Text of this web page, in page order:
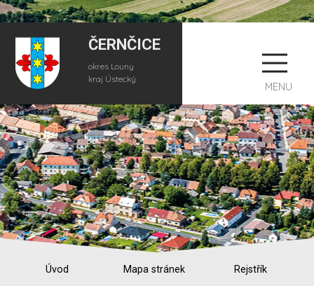
ČERNČICE
okres Louny
kraj Ústecký
MENU
Úvod Mapa stránek Rejstřík